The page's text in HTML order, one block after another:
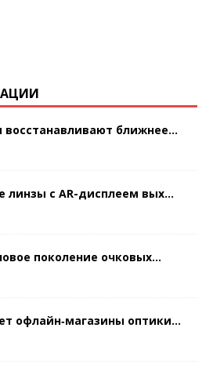
ближнее...
линзы с AR-дисплеем вых...
поколение очковых...
офлайн‑магазины оптики...